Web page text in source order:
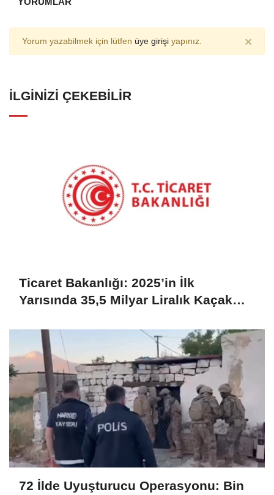
Yorum yazabilmek için lütfen üye girişi yapınız. ×
İLGINIZI ÇEKEBILIR
Ticaret Bakanlığı: 2025’in İlk
Yarısında 35,5 Milyar Liralık Kaçak
72 İlde Uyuşturucu Operasyonu: Bin